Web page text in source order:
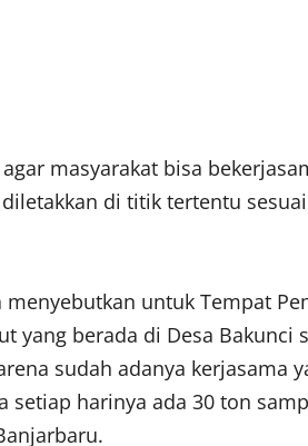
masyarakat bisa
di titik tertentu
untuk Tempat
yang berada di Desa Bakunci
sudah adanya kerjasama
setiap harinya ada 30 ton